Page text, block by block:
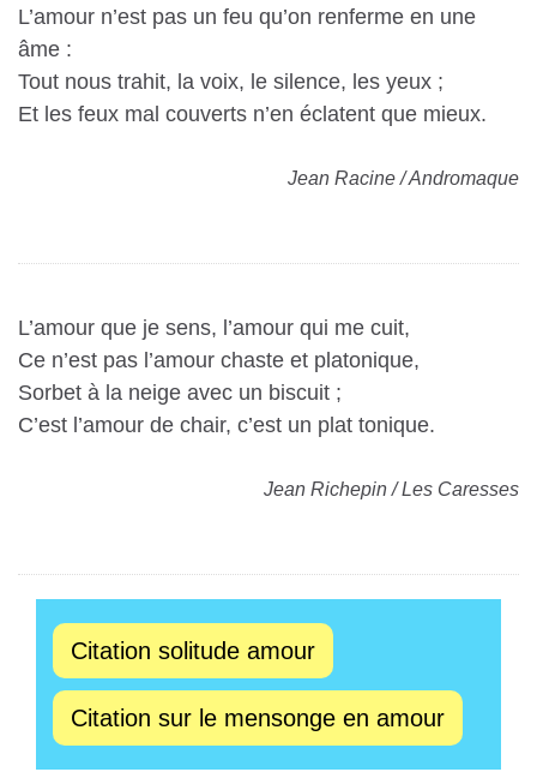
L’amour n’est pas un feu qu’on renferme en une
âme :
Tout nous trahit, la voix, le silence, les yeux ;
Et les feux mal couverts n’en éclatent que mieux.
Jean Racine / Andromaque
L’amour que je sens, l’amour qui me cuit,
Ce n’est pas l’amour chaste et platonique,
Sorbet à la neige avec un biscuit ;
C’est l’amour de chair, c’est un plat tonique.
Jean Richepin / Les Caresses
Citation solitude amour
Citation sur le mensonge en amour